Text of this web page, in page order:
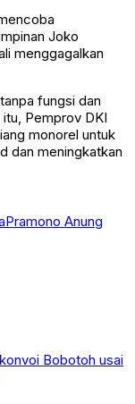
Joko
menggagalkan
fungsi dan
Pemprov DKI
monorel untuk
dan meningkatkan
Pramono Anung